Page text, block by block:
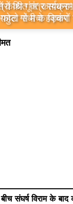
कथित तंत्र
फोटो से मचा हड़कंप
संघर्ष विराम के